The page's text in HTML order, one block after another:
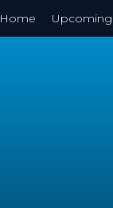
Home Upcoming